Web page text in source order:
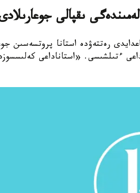
ىقپالى
رەتتەۋدە استانا پروتسەسىن
ءتىلشىسى. «استاناداعى